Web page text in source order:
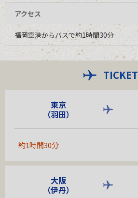
アクセス
福岡空港からバスで約1時間30分
TICKET
東京
（羽田）
約1時間30分
大阪
（伊丹）